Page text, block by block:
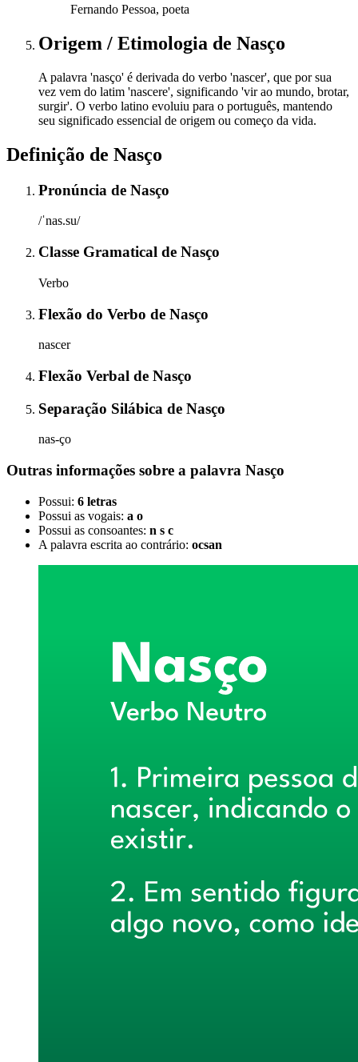
Fernando Pessoa, poeta
Origem / Etimologia de Nasço
A palavra 'nasço' é derivada do verbo 'nascer', que por sua
vez vem do latim 'nascere', significando 'vir ao mundo, brotar,
surgir'. O verbo latino evoluiu para o português, mantendo
seu significado essencial de origem ou começo da vida.
Definição de Nasço
Pronúncia de Nasço
/ˈnas.su/
Classe Gramatical de Nasço
Verbo
Flexão do Verbo de Nasço
nascer
Flexão Verbal de Nasço
Separação Silábica de Nasço
nas-ço
Outras informações sobre a palavra Nasço
Possui: 6 letras
Possui as vogais: a o
Possui as consoantes: n s c
A palavra escrita ao contrário: ocsan